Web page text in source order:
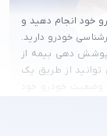
خود انجام دهید و
خودرو دارید.
پوشش دهی بیمه از
از طریق یک
وضعیت خودرو خود